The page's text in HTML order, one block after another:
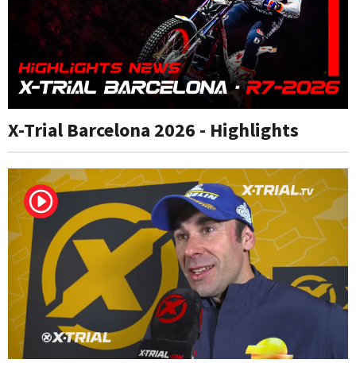
X-Trial Barcelona 2026 - Highlights